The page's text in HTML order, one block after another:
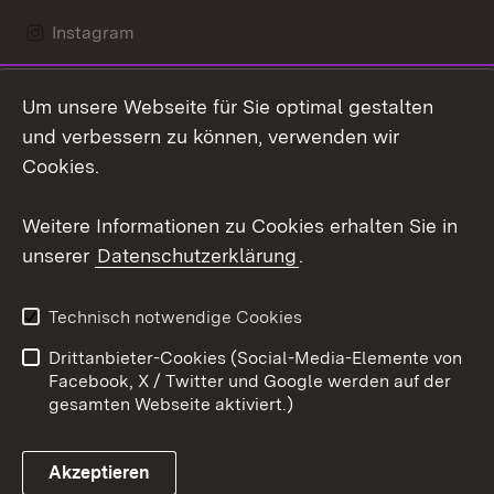
Instagram
Social Wall
Youtube
Link zum Landesportal
Kontakt
Datenschutz
Barrierefreiheit
Impressum Cookies
Um unsere Webseite für Sie optimal gestalten
und verbessern zu können, verwenden wir
Cookies.
Weitere Informationen zu Cookies erhalten Sie in
unserer Datenschutzerklärung.
Technisch notwendige Cookies
Drittanbieter-Cookies (Social-Media-Elemente von
Facebook, X / Twitter und Google werden auf der
gesamten Webseite aktiviert.)
Akzeptieren